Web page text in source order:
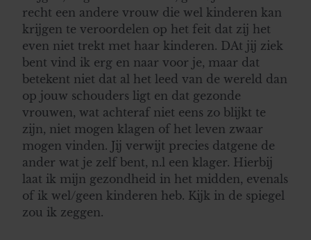
recht een andere vrouw die wel kinderen kan
krijgen te veroordelen op het feit dat zij het
even niet trekt met haar kinderen. DAt jij ziek
bent vind ik erg en naar voor je, maar dat
betekent niet dat al het leed van de wereld dan
op jouw schouders ligt en dat gezonde
vrouwen, wat achteraf niet eens zo blijkt te
zijn, niet mogen klagen of het leven zwaar
mogen vinden. Jij verwijt precies datgene de
ander wat je zelf bent, n.l een klager. Hierbij
laat ik mijn gezondheid in het midden, evenals
of ik wel/geen kinderen heb. Kijk in de spiegel
zou ik zeggen.